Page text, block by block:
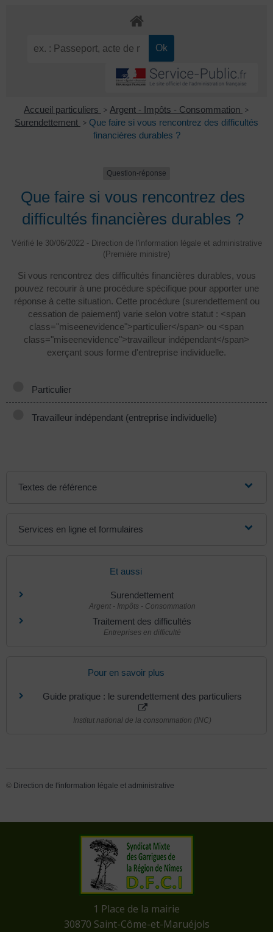
Accueil particuliers > Argent - Impôts - Consommation >
Surendettement > Que faire si vous rencontrez des difficultés
financières durables ?
Question-réponse
Que faire si vous rencontrez des
difficultés financières durables ?
Vérifié le 30/06/2022 - Direction de l'information légale et administrative
(Première ministre)
Si vous rencontrez des difficultés financières durables, vous
pouvez recourir à une procédure spécifique pour apporter une
réponse à cette situation. Cette procédure (surendettement ou
cessation de paiement) varie selon votre statut : <span
class="miseenevidence">particulier</span> ou <span
class="miseenevidence">travailleur indépendant</span>
exerçant sous forme d'entreprise individuelle.
Particulier
Travailleur indépendant (entreprise individuelle)
Textes de référence
Services en ligne et formulaires
Et aussi
Surendettement
Argent - Impôts - Consommation
Traitement des difficultés
Entreprises en difficulté
Pour en savoir plus
Guide pratique : le surendettement des particuliers
Institut national de la consommation (INC)
© Direction de l'information légale et administrative
​1 Place de la mairie
​30870 Saint-Côme-et-Maruéjols